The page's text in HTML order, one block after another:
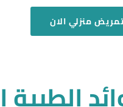
منزليالان